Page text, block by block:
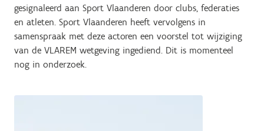
gesignaleerd aan Sport Vlaanderen door clubs, federaties
en atleten. Sport Vlaanderen heeft vervolgens in
samenspraak met deze actoren een voorstel tot wijziging
van de VLAREM wetgeving ingediend. Dit is momenteel
nog in onderzoek.